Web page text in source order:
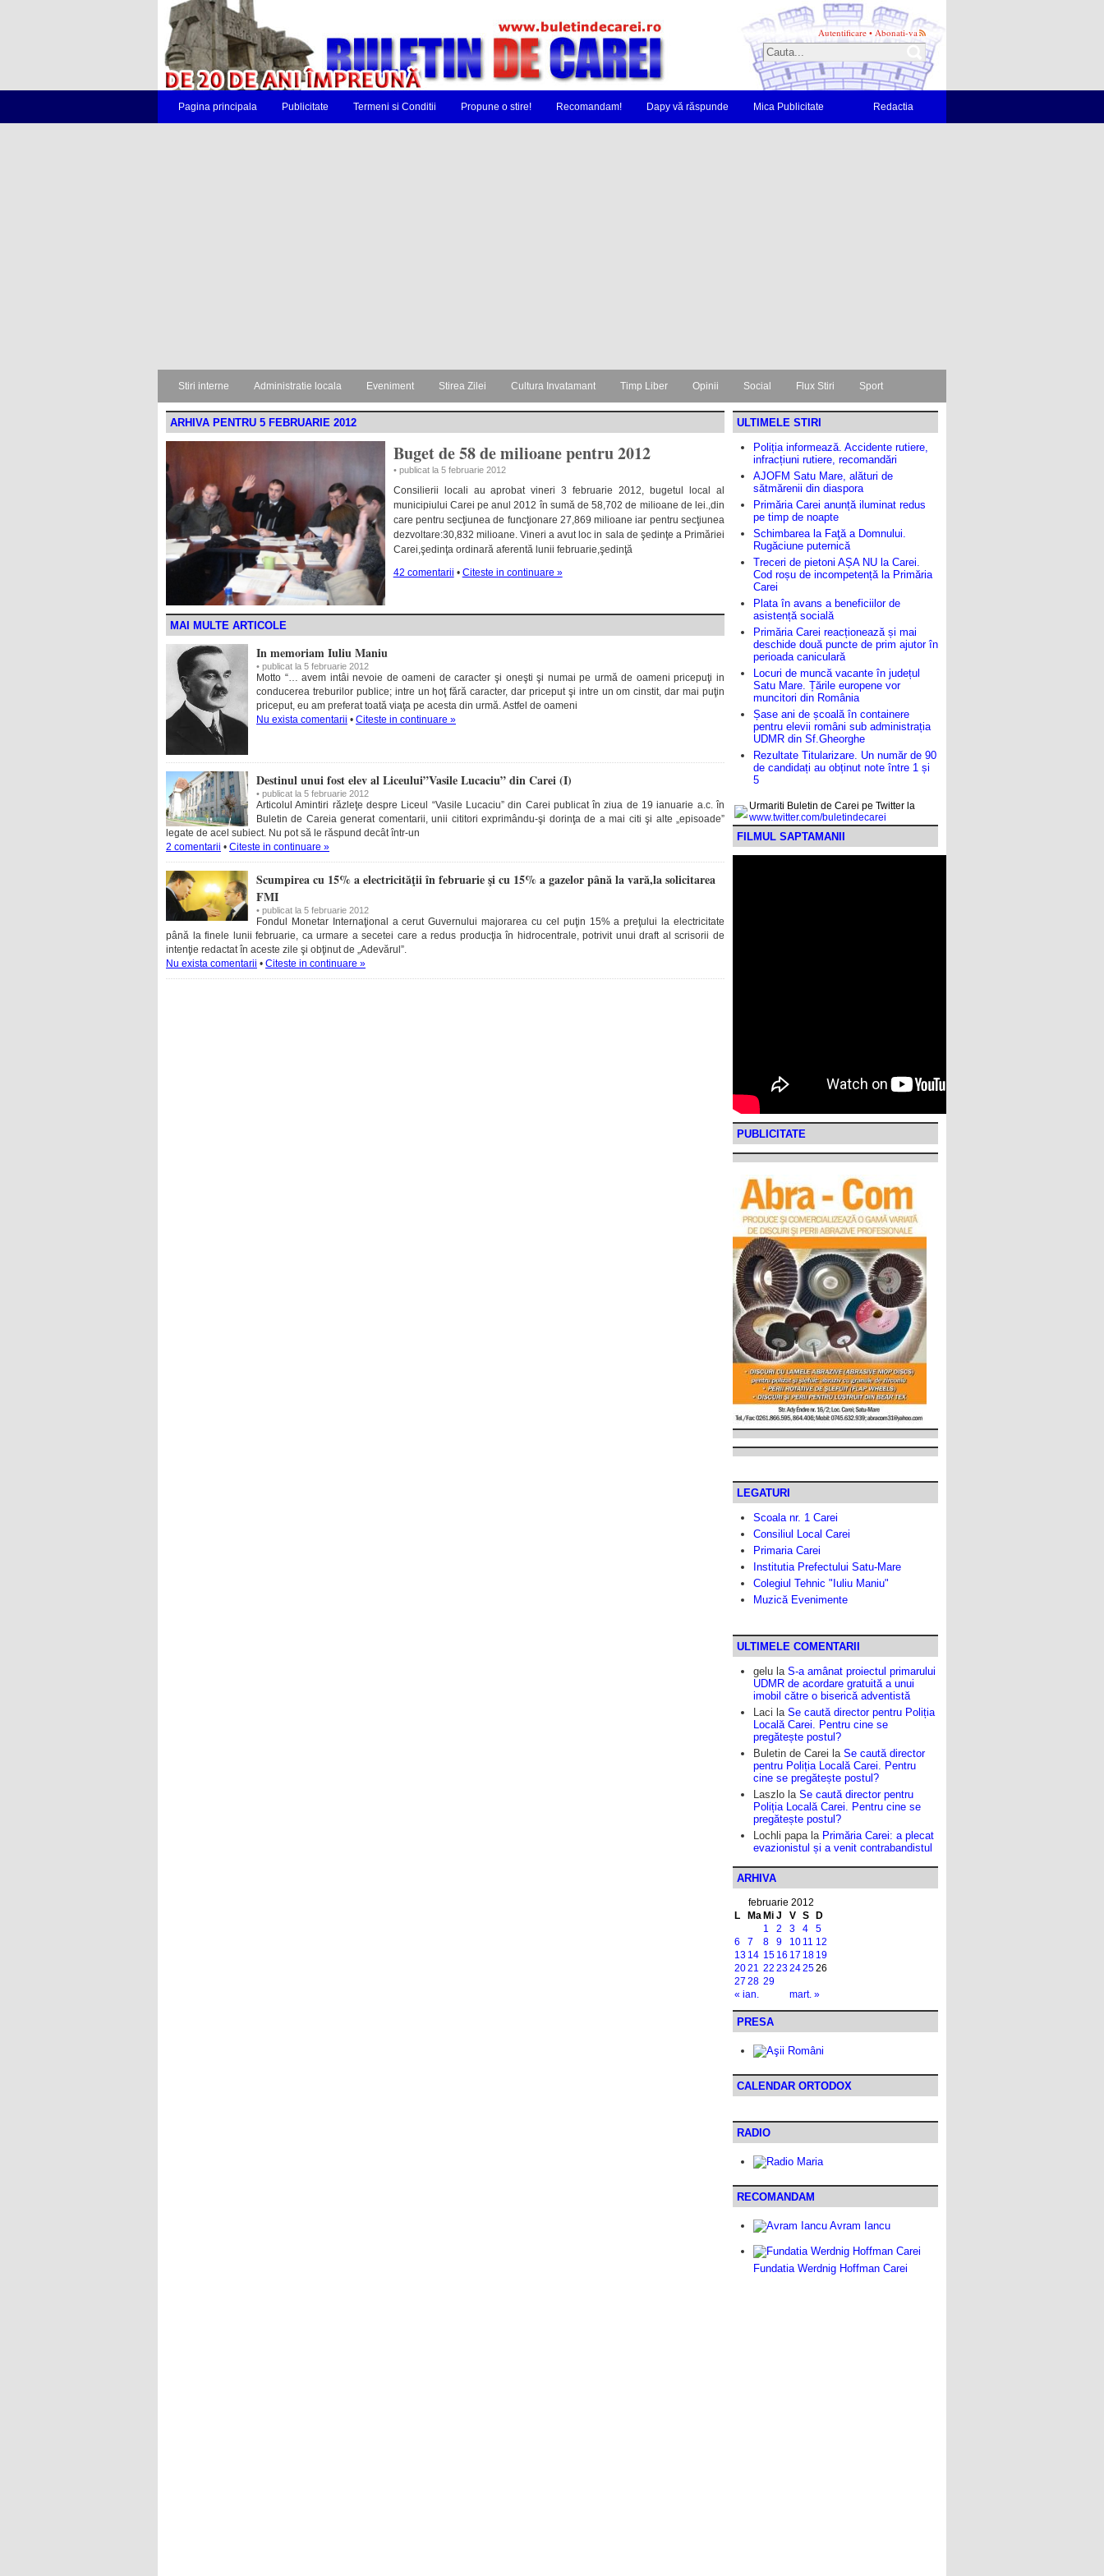
Autentificare • Abonati-va
Pagina principala Publicitate Termeni si Conditii Propune o stire! Recomandam! Dapy vă răspunde Mica Publicitate Redactia
Stiri interne Administratie locala Eveniment Stirea Zilei Cultura Invatamant Timp Liber Opinii Social Flux Stiri Sport
ARHIVA PENTRU 5 FEBRUARIE 2012
Buget de 58 de milioane pentru 2012
• publicat la 5 februarie 2012
Consilierii locali au aprobat vineri 3 februarie 2012, bugetul local al
municipiului Carei pe anul 2012 în sumă de 58,702 de milioane de lei.,din
care pentru secţiunea de funcţionare 27,869 milioane iar pentru secţiunea
dezvoltare:30,832 milioane. Vineri a avut loc in sala de şedinţe a Primăriei
Carei,şedinţa ordinară aferentă lunii februarie,şedinţă
42 comentarii • Citeste in continuare »
MAI MULTE ARTICOLE
In memoriam Iuliu Maniu
• publicat la 5 februarie 2012
Motto “… avem intâi nevoie de oameni de caracter şi oneşti şi numai pe urmă de oameni pricepuţi in
conducerea treburilor publice; intre un hoţ fără caracter, dar priceput şi intre un om cinstit, dar mai puţin
priceput, eu am preferat toată viaţa pe acesta din urmă. Astfel de oameni
Nu exista comentarii • Citeste in continuare »
Destinul unui fost elev al Liceului”Vasile Lucaciu” din Carei (I)
• publicat la 5 februarie 2012
Articolul Amintiri răzleţe despre Liceul “Vasile Lucaciu” din Carei publicat în ziua de 19 ianuarie a.c. în
Buletin de Careia generat comentarii, unii cititori exprimându-şi dorinţa de a mai citi şi alte „episoade”
legate de acel subiect. Nu pot să le răspund decât într-un
2 comentarii • Citeste in continuare »
Scumpirea cu 15% a electricităţii în februarie şi cu 15% a gazelor până la vară,la solicitarea
FMI
• publicat la 5 februarie 2012
Fondul Monetar Internaţional a cerut Guvernului majorarea cu cel puţin 15% a preţului la electricitate
până la finele lunii februarie, ca urmare a secetei care a redus producţia în hidrocentrale, potrivit unui draft al scrisorii de
intenţie redactat în aceste zile şi obţinut de „Adevărul”.
Nu exista comentarii • Citeste in continuare »
ULTIMELE STIRI
Poliția informează. Accidente rutiere,
infracțiuni rutiere, recomandări
AJOFM Satu Mare, alături de
sătmărenii din diaspora
Primăria Carei anunță iluminat redus
pe timp de noapte
Schimbarea la Faţă a Domnului.
Rugăciune puternică
Treceri de pietoni AȘA NU la Carei.
Cod roșu de incompetență la Primăria
Carei
Plata în avans a beneficiilor de
asistență socială
Primăria Carei reacționează și mai
deschide două puncte de prim ajutor în
perioada caniculară
Locuri de muncă vacante în județul
Satu Mare. Țările europene vor
muncitori din România
Șase ani de școală în containere
pentru elevii români sub administrația
UDMR din Sf.Gheorghe
Rezultate Titularizare. Un număr de 90
de candidați au obținut note între 1 și
5
Urmariti Buletin de Carei pe Twitter la
www.twitter.com/buletindecarei
FILMUL SAPTAMANII
PUBLICITATE
LEGATURI
Scoala nr. 1 Carei
Consiliul Local Carei
Primaria Carei
Institutia Prefectului Satu-Mare
Colegiul Tehnic "Iuliu Maniu"
Muzică Evenimente
ULTIMELE COMENTARII
gelu la S-a amânat proiectul primarului
UDMR de acordare gratuită a unui
imobil către o biserică adventistă
Laci la Se caută director pentru Poliția
Locală Carei. Pentru cine se
pregătește postul?
Buletin de Carei la Se caută director
pentru Poliția Locală Carei. Pentru
cine se pregătește postul?
Laszlo la Se caută director pentru
Poliția Locală Carei. Pentru cine se
pregătește postul?
Lochli papala Primăria Carei: a plecat
evazionistul și a venit contrabandistul
ARHIVA
februarie 2012
L
Ma Mi J V S D
« ian. mart. »
1 2 3 4
5
6
7 8 9 10 11 12
13 14 15 16 17 18 19
2021 22 23242526
27 28 29
PRESA
CALENDAR ORTODOX
RADIO
RECOMANDAM
Avram Iancu
Fundatia Werdnig Hoffman Carei